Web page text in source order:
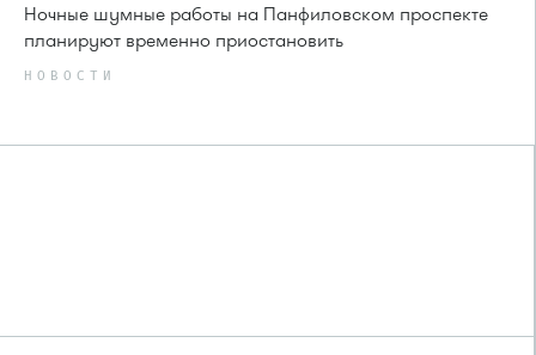
Ночные шумные работы на Панфиловском проспекте
планируют временно приостановить
НОВОСТИ